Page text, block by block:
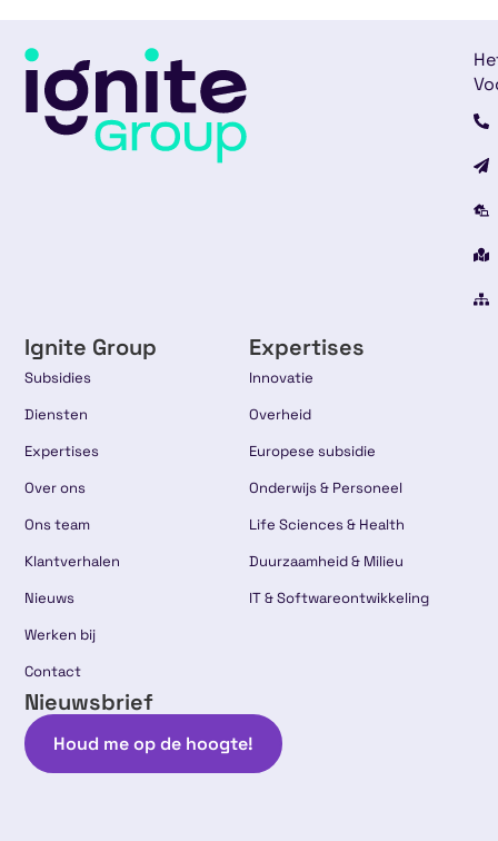
Ignite Group
Subsidies
Diensten
Expertises
Over ons
Ons team
Klantverhalen
Nieuws
Werken bij
Contact
Expertises
Innovatie
Overheid
Europese subsidie
Onderwijs & Personeel
Life Sciences & Health
Duurzaamheid & Milieu
IT & Softwareontwikkeling
Nieuwsbrief
Houd me op de hoogte!